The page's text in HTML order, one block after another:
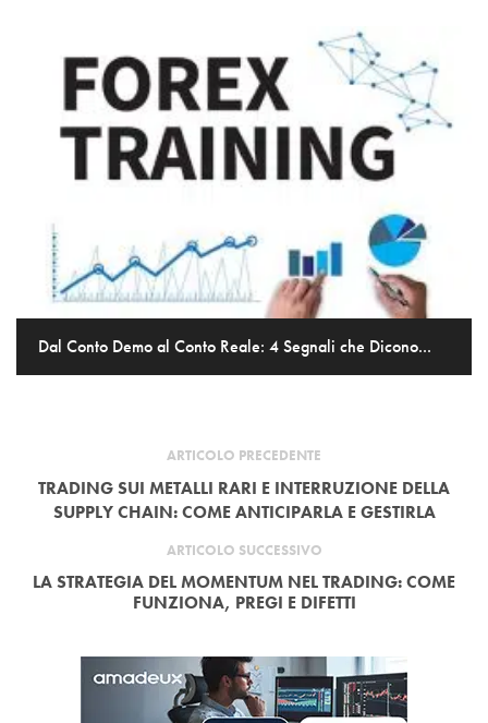
Dal Conto Demo al Conto Reale: 4 Segnali che Dicono...
ARTICOLO PRECEDENTE
TRADING SUI METALLI RARI E INTERRUZIONE DELLA
SUPPLY CHAIN: COME ANTICIPARLA E GESTIRLA
ARTICOLO SUCCESSIVO
LA STRATEGIA DEL MOMENTUM NEL TRADING: COME
FUNZIONA, PREGI E DIFETTI